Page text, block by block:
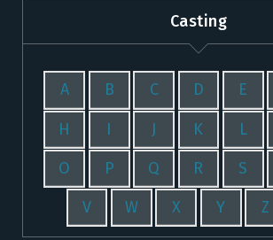
Casting
A B C D E
H I J K L
O P Q R S
V W X Y Z